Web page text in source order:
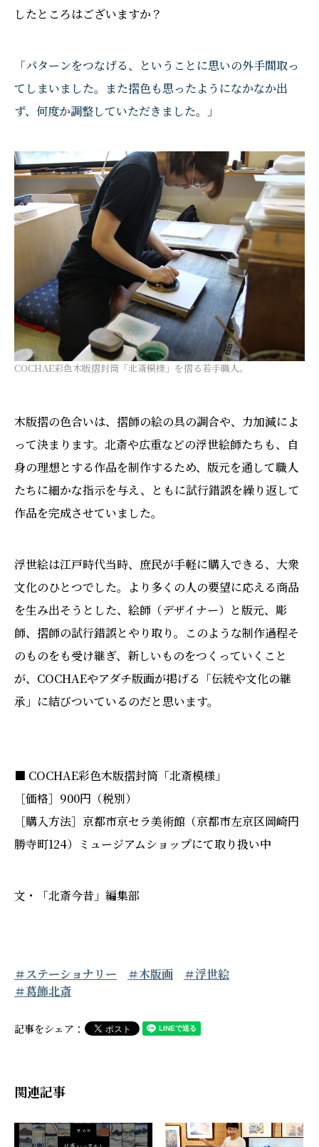
したところはございますか？
「パターンをつなげる、ということに思いの外手間取っ
てしまいました。また摺色も思ったようになかなか出
ず、何度か調整していただきました。」
COCHAE彩色木版摺封筒「北斎模様」を摺る若手職人。
木版摺の色合いは、摺師の絵の具の調合や、力加減によ
って決まります。北斎や広重などの浮世絵師たちも、自
身の理想とする作品を制作するため、版元を通して職人
たちに細かな指示を与え、ともに試行錯誤を繰り返して
作品を完成させていました。
浮世絵は江戸時代当時、庶民が手軽に購入できる、大衆
文化のひとつでした。より多くの人の要望に応える商品
を生み出そうとした、絵師（デザイナー）と版元、彫
師、摺師の試行錯誤とやり取り。このような制作過程そ
のものをも受け継ぎ、新しいものをつくっていくこと
が、COCHAEやアダチ版画が掲げる「伝統や文化の継
承」に結びついているのだと思います。
■ COCHAE彩色木版摺封筒「北斎模様」
［価格］900円（税別）
［購入方法］京都市京セラ美術館（京都市左京区岡崎円
勝寺町124）ミュージアムショップにて取り扱い中
文・「北斎今昔」編集部
＃ステーショナリー ＃木版画
＃浮世絵
＃葛飾北斎
記事をシェア：
関連記事